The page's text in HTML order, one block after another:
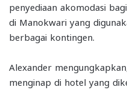
penyediaan akomodasi
di Manokwari yang
berbagai kontingen.
Alexander
menginap di hotel yang